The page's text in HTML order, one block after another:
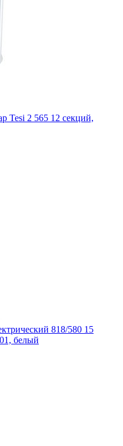
Tesi 2 565 12 секций,
818/580 15
белый